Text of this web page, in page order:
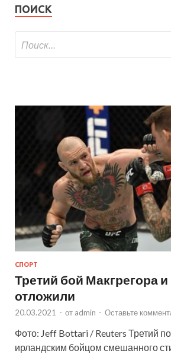
ПОИСК
СПОРТ
Третий бой Макгрегора
отложили
20.03.2021 - от admin - Оставьте
Фото: Jeff Bottari / Reuters Третий
ирландским бойцом смешанного